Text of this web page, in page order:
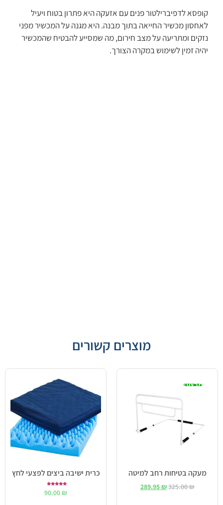
קופסא לדפיברילטור פנים עם אזעקה היא פתרון בטוח ויעיל
לאחסון מכשיר החייאה בתוך מבנה. היא מגנה על המכשיר מפני
נזקים ומתריעה על מצב חירום, מה שמסייע להבטיח שהמכשיר
יהיה זמין לשימוש במקרה הצורך.
מוצרים קשורים
מבצע!
מעקה בטיחות רחב למיטה
325.00₪
289.95₪
כרית ישיבה ביצים לפצעי לחץ
5.00
90.00 ₪